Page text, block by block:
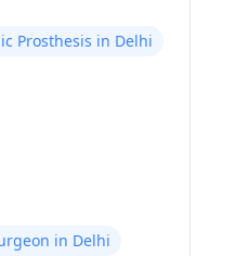
Prosthesis in Delhi
in Delhi